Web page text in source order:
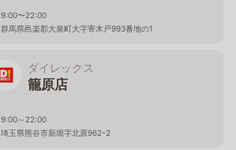
9:00〜22:00
群馬県邑楽郡大泉町大字寄木戸993番地の1
ダイレックス
籠原店
9:00～22:00
埼玉県熊谷市新堀字北原962-2